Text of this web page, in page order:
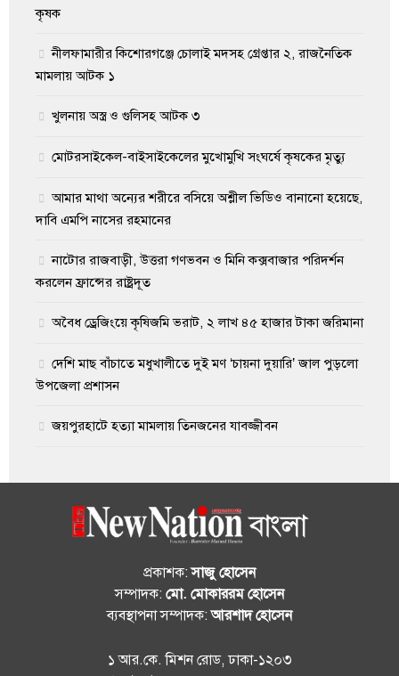
কৃষক
নীলফামারীর কিশোরগঞ্জে চোলাই মদসহ গ্রেপ্তার ২, রাজনৈতিক
মামলায় আটক ১
খুলনায় অস্ত্র ও গুলিসহ আটক ৩
মোটরসাইকেল-বাইসাইকেলের মুখোমুখি সংঘর্ষে কৃষকের মৃত্যু
আমার মাথা অন্যের শরীরে বসিয়ে অশ্লীল ভিডিও বানানো হয়েছে,
দাবি এমপি নাসের রহমানের
নাটোর রাজবাড়ী, উত্তরা গণভবন ও মিনি কক্সবাজার পরিদর্শন
করলেন ফ্রান্সের রাষ্ট্রদূত
অবৈধ ড্রেজিংয়ে কৃষিজমি ভরাট, ২ লাখ ৪৫ হাজার টাকা জরিমানা
দেশি মাছ বাঁচাতে মধুখালীতে দুই মণ ‘চায়না দুয়ারি’ জাল পুড়লো
উপজেলা প্রশাসন
জয়পুরহাটে হত্যা মামলায় তিনজনের যাবজ্জীবন
প্রকাশক:সাজু হোসেন
সম্পাদক: মো. মোকাররম হোসেন
ব্যবস্থাপনা সম্পাদক:আরশাদ হোসেন
১ আর.কে. মিশন রোড, ঢাকা-১২০৩